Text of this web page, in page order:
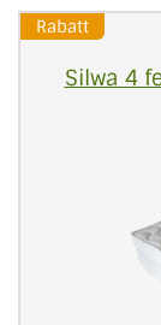
Rabatt
Silwa 4